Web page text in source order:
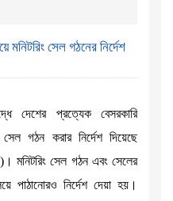
মনিটরিং সেল গঠনের নির্দেশ
দেশের প্রত্যেক বেসরকারি
সেল গঠন করার নির্দেশ দিয়েছে
মনিটরিং সেল গঠন এবং সেলের
পাঠানোরও নির্দেশ দেয়া হয়।